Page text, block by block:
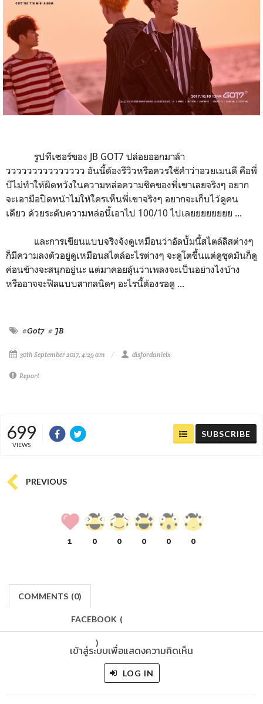
รูปทีเซอร์ของ JB GOT7 ปล่อยออกมาล้า
ววววววววววววววว อันนี้ต้องรีวิวหรือควรใช้คำว่าอวยเมนดี คือพี่
บีไม่ทำให้ผิดหวังในความหล่อความชิคของพี่เขาเลยจริงๆ อยาก
จะเอามือปิดหน้าไม่ให้ใครเห็นพี่เขาจริงๆ อยากจะเก็บไว้ดูคน
เดียว ด้วยระดับความหล่อนี้เอาไป 100/10 ไปเลยยยยยยยย ...
และการเขียนแบบจริงจังดูเหมือนว่าอัลบั้มนี้สไตล์ลิสต่างๆ
ก็มีความลงตัวอยู่ดูเหมือนสไตล์อะไรต่างๆ จะดูโตขึ้นแต่ดูชุดมันก็ดู
ค่อนข้างจะสนุกอยู่นะ แต่มาคอยลุ้นว่าเพลงจะเป็นอย่างไงบ้าง
หรืออาจจะฟิลแบบสากลนิดๆ อะไรนี้ต้องรอดู ...
#Got7 # JB
30th September 2017, 4:29 am disfordanielx
Report
699
VIEWS
SUBSCRIBE
PREVIOUS
1 0 0 0 0 0
COMMENTS (0)
FACEBOOK (
)
เข้าสู่ระบบเพื่อแสดงความคิดเห็น
LOG IN